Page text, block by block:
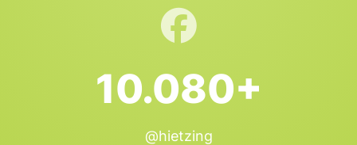
10.080+
@hietzing